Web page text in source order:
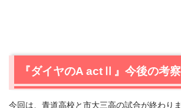
『ダイヤのA actⅡ』今後の考察
今回は、青道高校と市大三高の試合が終わりま